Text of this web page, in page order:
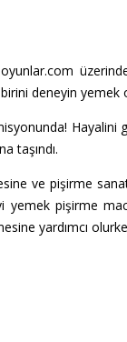
deneyin yemek
Hayalini
taşındı.
ve pişirme
yemek pişirme
yardımcı